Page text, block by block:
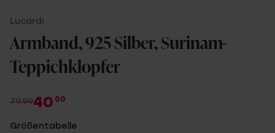
Lucardi
Armband, 925 Silber, Surinam-
Teppichklopfer
79.9940 00
Größentabelle